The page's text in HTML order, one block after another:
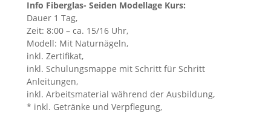
Info Fiberglas- Seiden Modellage Kurs:
Dauer 1 Tag,
Zeit: 8:00 – ca. 15/16 Uhr,
Modell: Mit Naturnägeln,
inkl. Zertifikat,
inkl. Schulungsmappe mit Schritt für Schritt
Anleitungen,
inkl. Arbeitsmaterial während der Ausbildung,
* inkl. Getränke und Verpflegung,